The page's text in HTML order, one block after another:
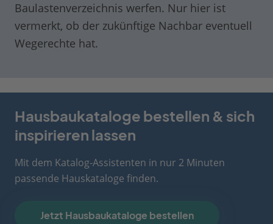
Baulastenverzeichnis werfen. Nur hier ist
vermerkt, ob der zukünftige Nachbar eventuell
Wegerechte hat.
Hausbaukataloge bestellen & sich
inspirieren lassen
Mit dem Katalog-Assistenten in nur 2 Minuten
passende Hauskataloge finden.
Jetzt Hausbaukataloge bestellen